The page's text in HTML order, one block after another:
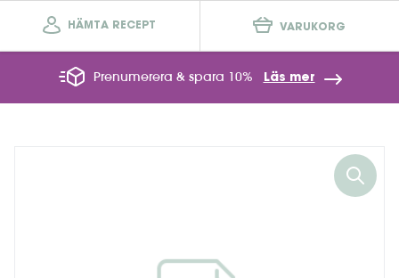
HÄMTA RECEPT VARUKORG
Prenumerera & spara 10% Läs mer